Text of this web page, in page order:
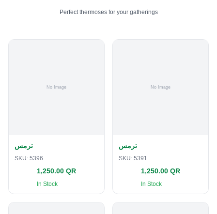
Perfect thermoses for your gatherings
ترمس
SKU: 5396
1,250.00 QR
In Stock
ترمس
SKU: 5391
1,250.00 QR
In Stock